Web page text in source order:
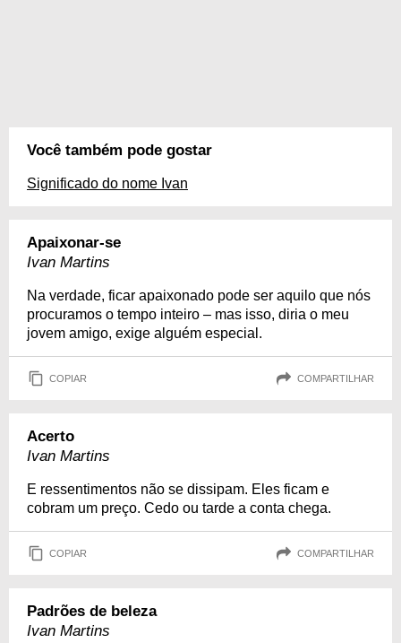
Você também pode gostar
Significado do nome Ivan
Apaixonar-se
Ivan Martins
Na verdade, ficar apaixonado pode ser aquilo que nós
procuramos o tempo inteiro – mas isso, diria o meu
jovem amigo, exige alguém especial.
COPIAR COMPARTILHAR
Acerto
Ivan Martins
E ressentimentos não se dissipam. Eles ficam e
cobram um preço. Cedo ou tarde a conta chega.
COPIAR COMPARTILHAR
Padrões de beleza
Ivan Martins